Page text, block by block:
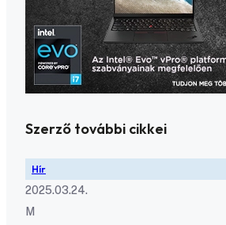
Szerző további cikkei
Hír
2025.03.24.
M